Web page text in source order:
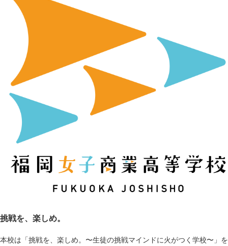
挑戦を、楽しめ。
本校は「挑戦を、楽しめ。〜生徒の挑戦マインドに火がつく学校〜」を